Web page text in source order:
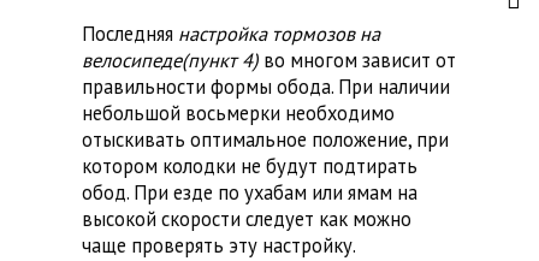
Последняя настройка тормозов на
велосипеде(пункт 4)во многом зависит от
правильности формы обода. При наличии
небольшой восьмерки необходимо
отыскивать оптимальное положение, при
котором колодки не будут подтирать
обод. При езде по ухабам или ямам на
высокой скорости следует как можно
чаще проверять эту настройку.